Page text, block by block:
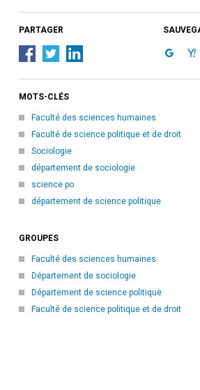
PARTAGER
MOTS-CLÉS
Faculté des sciences humaines
Faculté de science politique et de droit
Sociologie
département de sociologie
science po
département de science politique
GROUPES
Faculté des sciences humaines
Département de sociologie
Département de science politique
Faculté de science politique et de droit